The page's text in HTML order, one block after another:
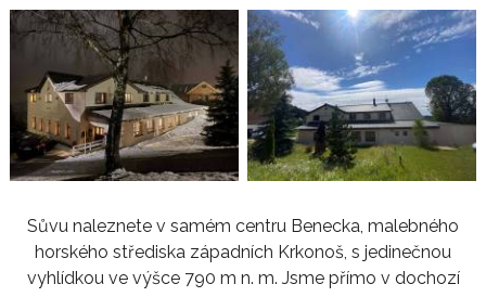
Sůvu naleznete v samém centru Benecka, malebného
horského střediska západních Krkonoš, s jedinečnou
vyhlídkou ve výšce 790 m n. m. Jsme přímo v dochozí